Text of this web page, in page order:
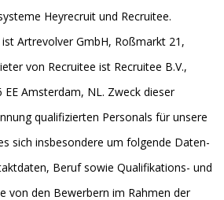
Heyrecruit und Recruitee.
Artrevolver GmbH, Roßmarkt 21,
von Recruitee ist Recruitee B.V.,
EE Amsterdam, NL. Zweck dieser
qualifizierten Personals für unsere
sich ins­be­son­dere um fol­gende Da­ten­
Be­ruf so­wie Qua­li­fi­ka­ti­ons- und
von den Bewerbern im Rahmen der